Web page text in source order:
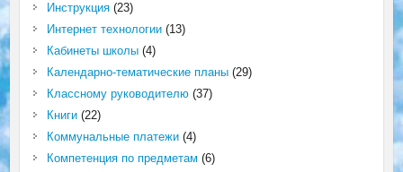
Инструкция(23)
Интернет технологии(13)
Кабинеты школы(4)
Календарно-тематические планы(29)
Классному руководителю(37)
Книги(22)
Коммунальные платежи(4)
Компетенция по предметам (6)